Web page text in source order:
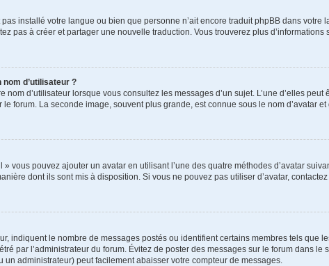
installé votre langue ou bien que personne n’ait encore traduit phpBB dans
pas à créer et partager une nouvelle traduction. Vous trouverez plus d’informations
d’utilisateur ?
d’utilisateur lorsque vous consultez les messages d’un sujet. L’une d’elles
forum. La seconde image, souvent plus grande, est connue sous le nom d’avatar
vous pouvez ajouter un avatar en utilisant l’une des quatre méthodes d’avatar
dont ils sont mis à disposition. Si vous ne pouvez pas utiliser d’avatar,
indiquent le nombre de messages postés ou identifient certains membres tels que
par l’administrateur du forum. Évitez de poster des messages sur le forum dans
administrateur) peut facilement abaisser votre compteur de messages.